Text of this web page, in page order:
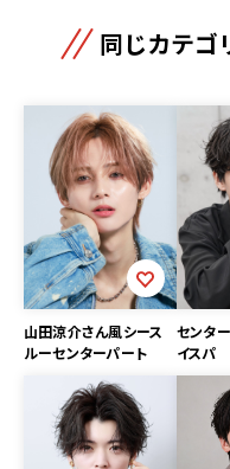
同じカテゴ
山田涼介さん風シース
ルーセンターパート
センタ
イスパ